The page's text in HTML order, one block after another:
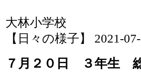
大林小学校
【日々の様子】 2021-
７月２０日 ３年生